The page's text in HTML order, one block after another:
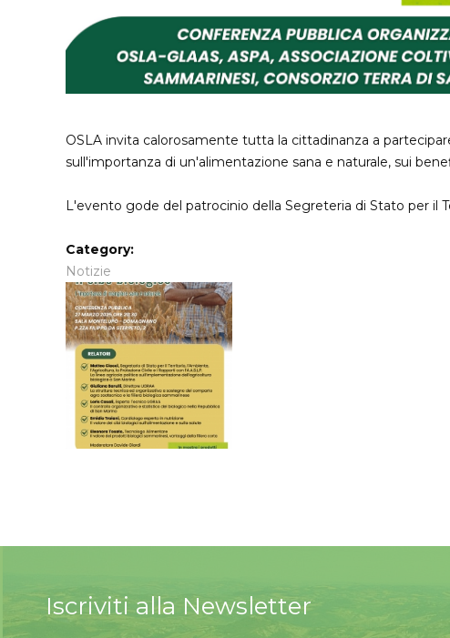
OSLA invita calorosamente tutta la cittadinanza a
sull'importanza di un'alimentazione sana e naturale, sui
L'evento gode del patrocinio della Segreteria di Stato per il
Category:
Notizie
Iscriviti alla Newsletter